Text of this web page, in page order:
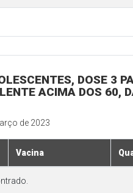
DOSE 3
ACIMA DOS 60,
de 2023
Vacina